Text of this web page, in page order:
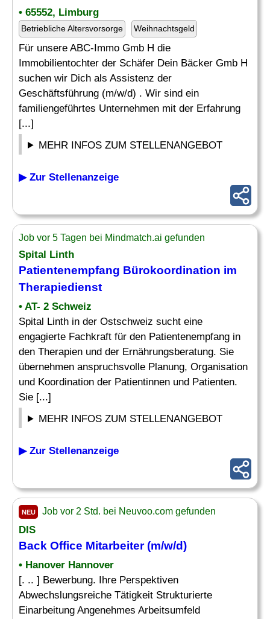
• 65552, Limburg
Betriebliche Altersvorsorge Weihnachtsgeld
Für unsere ABC-Immo Gmb H die
Immobilientochter der Schäfer Dein Bäcker Gmb H
suchen wir Dich als Assistenz der
Geschäftsführung (m/w/d) . Wir sind ein
familiengeführtes Unternehmen mit der Erfahrung
[...]
MEHR INFOS ZUM STELLENANGEBOT
▶ Zur Stellenanzeige
Job vor 5 Tagen bei Mindmatch.ai gefunden
Spital Linth
Patientenempfang Bürokoordination im
Therapiedienst
• AT- 2 Schweiz
Spital Linth in der Ostschweiz sucht eine
engagierte Fachkraft für den Patientenempfang in
den Therapien und der Ernährungsberatung. Sie
übernehmen anspruchsvolle Planung, Organisation
und Koordination der Patientinnen und Patienten.
Sie [...]
MEHR INFOS ZUM STELLENANGEBOT
▶ Zur Stellenanzeige
NEU Job vor 2 Std. bei Neuvoo.com gefunden
DIS
Back Office Mitarbeiter (m/w/d)
• Hanover Hannover
[. .. ] Bewerbung. Ihre Perspektiven
Abwechslungsreiche Tätigkeit Strukturierte
Einarbeitung Angenehmes Arbeitsumfeld